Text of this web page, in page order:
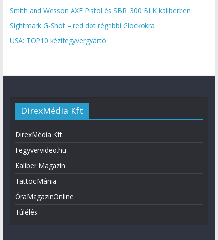
Smith and Wesson AXE Pistol és SBR .300 BLK kaliberben
Sightmark G-Shot – red dot régebbi Glockokra
USA: TOP10 kézifegyvergyártó
DirexMédia Kft
DirexMédia Kft.
Fegyvervideo.hu
Kaliber Magazin
TattooMánia
ÓraMagazinOnline
Túlélés